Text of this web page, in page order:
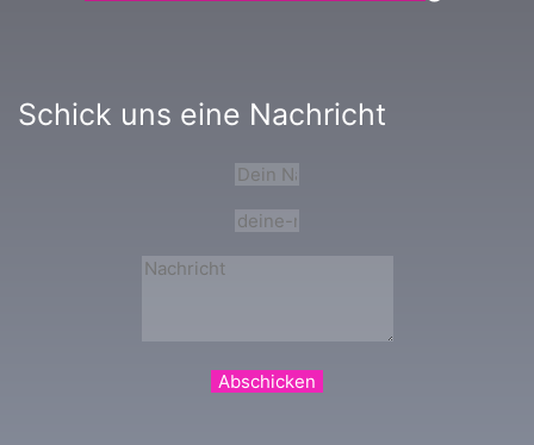
Schick uns eine Nachricht
Abschicken